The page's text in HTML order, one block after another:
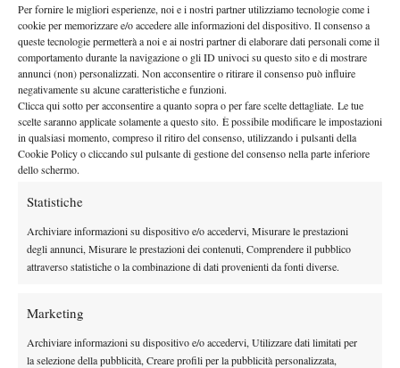
Per fornire le migliori esperienze, noi e i nostri partner utilizziamo tecnologie come i
cookie per memorizzare e/o accedere alle informazioni del dispositivo. Il consenso a
queste tecnologie permetterà a noi e ai nostri partner di elaborare dati personali come il
comportamento durante la navigazione o gli ID univoci su questo sito e di mostrare
annunci (non) personalizzati. Non acconsentire o ritirare il consenso può influire
negativamente su alcune caratteristiche e funzioni.
Clicca qui sotto per acconsentire a quanto sopra o per fare scelte dettagliate. Le tue
scelte saranno applicate solamente a questo sito. È possibile modificare le impostazioni
in qualsiasi momento, compreso il ritiro del consenso, utilizzando i pulsanti della
Cookie Policy o cliccando sul pulsante di gestione del consenso nella parte inferiore
dello schermo.
Statistiche
Archiviare informazioni su dispositivo e/o accedervi, Misurare le prestazioni
degli annunci, Misurare le prestazioni dei contenuti, Comprendere il pubblico
attraverso statistiche o la combinazione di dati provenienti da fonti diverse.
Marketing
Archiviare informazioni su dispositivo e/o accedervi, Utilizzare dati limitati per
la selezione della pubblicità, Creare profili per la pubblicità personalizzata,
sabato 30 maggio (campo e orario ancora da definire). Il
match verrà trasmesso sulle piattaformeDiscovery+ e HBO
Maxprevio abbonamento.
Masters 1000 Montreal 2026: Darderi
rimonta Shang e vola agli ottavi
Masters 1000 Montreal 2026: medical time
out per Shang contro Darderi